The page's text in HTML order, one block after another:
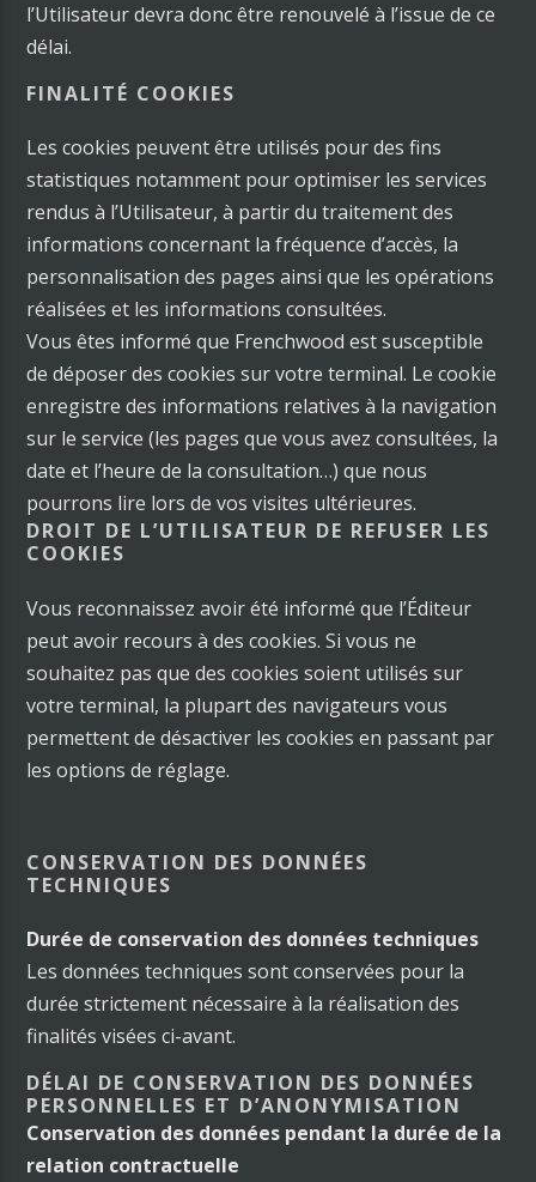
l’Utilisateur devra donc être renouvelé à l’issue de ce
délai.
FINALITÉ COOKIES
Les cookies peuvent être utilisés pour des fins
statistiques notamment pour optimiser les services
rendus à l’Utilisateur, à partir du traitement des
informations concernant la fréquence d’accès, la
personnalisation des pages ainsi que les opérations
réalisées et les informations consultées.
Vous êtes informé que Frenchwood est susceptible
de déposer des cookies sur votre terminal. Le cookie
enregistre des informations relatives à la navigation
sur le service (les pages que vous avez consultées, la
date et l’heure de la consultation…) que nous
pourrons lire lors de vos visites ultérieures.
DROIT DE L’UTILISATEUR DE REFUSER LES
COOKIES
Vous reconnaissez avoir été informé que l’Éditeur
peut avoir recours à des cookies. Si vous ne
souhaitez pas que des cookies soient utilisés sur
votre terminal, la plupart des navigateurs vous
permettent de désactiver les cookies en passant par
les options de réglage.
CONSERVATION DES DONNÉES
TECHNIQUES
Durée de conservation des données techniques
Les données techniques sont conservées pour la
durée strictement nécessaire à la réalisation des
finalités visées ci-avant.
DÉLAI DE CONSERVATION DES DONNÉES
PERSONNELLES ET D’ANONYMISATION
Conservation des données pendant la durée de la
relation contractuelle